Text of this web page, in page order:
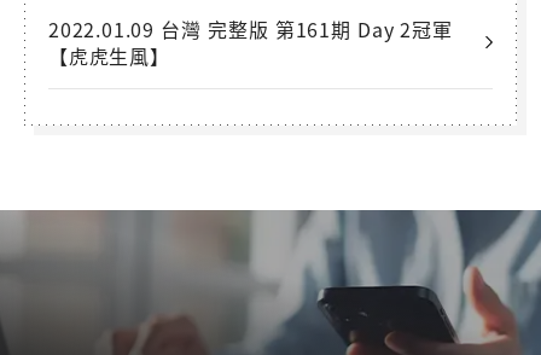
2022.01.09 台灣 完整版 第161期 Day 2冠軍
【虎虎生風】